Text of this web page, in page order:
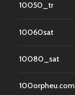
10050_tr
10060sat
10080_sat
100orpheu.com